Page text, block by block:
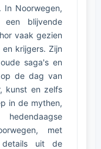
In Noorwegen,
blijvende
vaak gezien
krijgers. Zijn
saga's en
de dag van
kunst en zelfs
in de mythen,
met
details uit de